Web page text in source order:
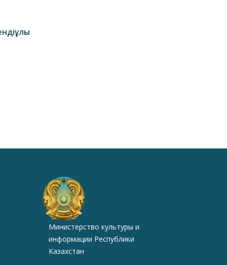
Министерство культуры и
информации Республики
Казахстан